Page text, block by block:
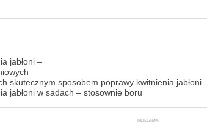
jabłoni –
skutecznym sposobem poprawy kwitnienia jabłoni
jabłoni w sadach – stosownie boru
REKLAMA